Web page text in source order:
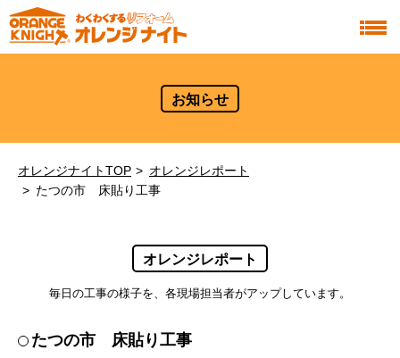
お知らせ
オレンジナイトTOP
オレンジレポート
たつの市 床貼り工事
オレンジレポート
毎日の工事の様子を、各現場担当者がアップしています。
たつの市 床貼り工事